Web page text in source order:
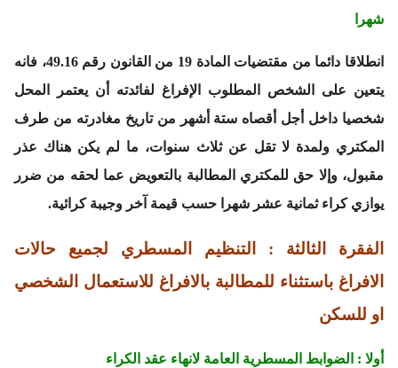
شهرا
انطلاقا دائما من مقتضيات المادة 19 من القانون رقم 49.16، فانه
يتعين على الشخص المطلوب الإفراغ لفائدته أن يعتمر المحل
شخصيا داخل أجل أقصاه ستة أشهر من تاريخ مغادرته من طرف
المكتري ولمدة لا تقل عن ثلاث سنوات، ما لم يكن هناك عذر
مقبول، وإلا حق للمكتري المطالبة بالتعويض عما لحقه من ضرر
يوازي كراء ثمانية عشر شهرا حسب قيمة آخر وجيبة كرائية.
الفقرة الثالثة : التنظيم المسطري لجميع حالات
الافراغ باستثناء للمطالبة بالافراغ للاستعمال الشخصي
او للسكن
أولا : الضوابط المسطرية العامة لانهاء عقد الكراء